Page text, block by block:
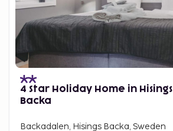
4 Star Holiday Home in Hisings
Backa
Backadalen, Hisings Backa, Sweden